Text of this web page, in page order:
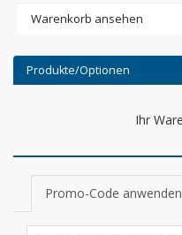
Produkte/Optionen
Ihr
Promo-Code anwenden